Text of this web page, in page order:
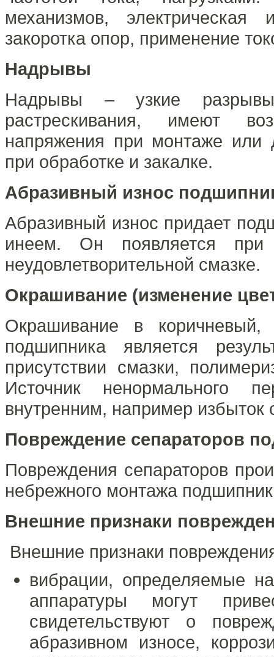
механизмов,
закоротка опор, применение
Надрывы
Надрывы – узкие
растрескивания, имеют
напряжения при монтаже
при обработке и закалке.
Абразивный износ
Абразивный износ придает
инеем. Он появляется
неудовлетворительной смазке.
Окрашивание (изменение
Окрашивание в
подшипника является
присутствии смазки,
Источник ненормального
внутренним, например
Повреждение сепараторов
Повреждения сепараторов
небрежного монтажа
Внешние признаки
Внешние признаки
вибрации, определяемые
аппаратуры могут
свидетельствуют о
абразивном износе,